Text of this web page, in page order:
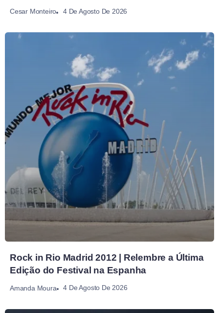
Cesar Monteiro 4 De Agosto De 2026
Rock in Rio Madrid 2012 | Relembre a Última
Edição do Festival na Espanha
Amanda Moura 4 De Agosto De 2026